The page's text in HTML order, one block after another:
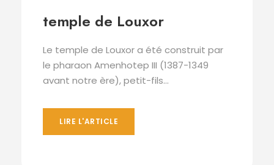
temple de Louxor
Le temple de Louxor a été construit par
le pharaon Amenhotep III (1387-1349
avant notre ère), petit-fils...
LIRE L'ARTICLE